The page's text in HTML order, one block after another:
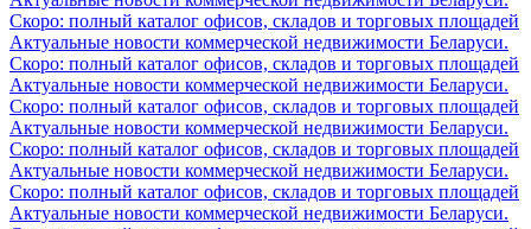
Скоро: полный каталог офисов, складов и торговых площадей
Актуальные новости коммерческой недвижимости Беларуси.
Скоро: полный каталог офисов, складов и торговых площадей
Актуальные новости коммерческой недвижимости Беларуси.
Скоро: полный каталог офисов, складов и торговых площадей
Актуальные новости коммерческой недвижимости Беларуси.
Скоро: полный каталог офисов, складов и торговых площадей
Актуальные новости коммерческой недвижимости Беларуси.
Скоро: полный каталог офисов, складов и торговых площадей
Актуальные новости коммерческой недвижимости Беларуси.